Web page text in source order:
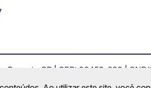
- SP | CEP: 06453-038 |
© QueroPassagem.com.br